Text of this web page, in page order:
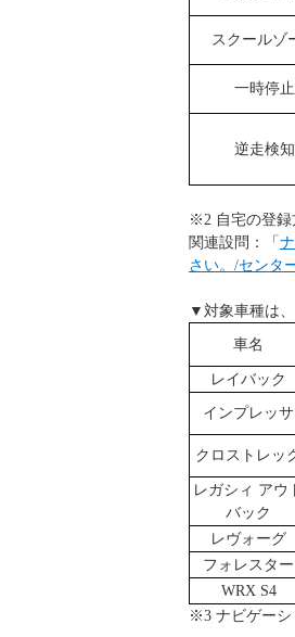
スクールゾ
一時停
逆走検
※2 自宅の登録
関連設問：「
さい。/センタ
▼対象車種は
車名
レイバック
インプレッサ
クロストレッ
レガシィ アウ
バック
レヴォーグ
フォレスター
WRX S4
※3 ナビゲーシ